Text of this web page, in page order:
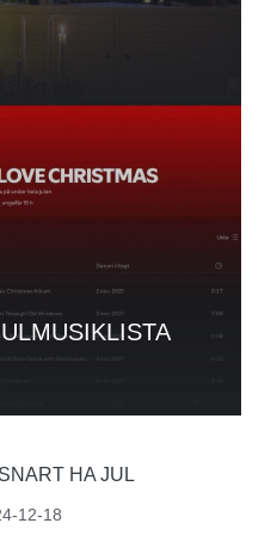
HA JUL
12-18